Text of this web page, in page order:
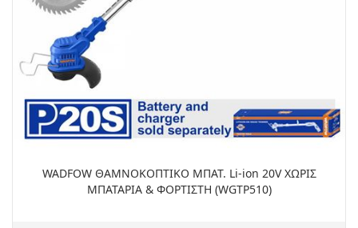
WADFOW ΘΑΜΝΟΚΟΠΤΙΚΟ ΜΠΑΤ. Li-ion 20V ΧΩΡΙΣ
ΜΠΑΤΑΡΙΑ & ΦΟΡΤΙΣΤΗ (WGTP510)